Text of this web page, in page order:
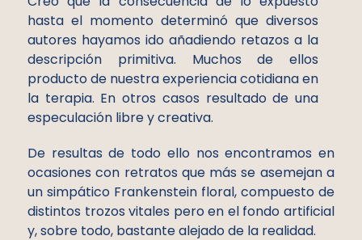
hasta el momento determinó que diversos
autores hayamos ido añadiendo retazos a la
descripción primitiva. Muchos de ellos
producto de nuestra experiencia cotidiana en
la terapia. En otros casos resultado de una
especulación libre y creativa.
De resultas de todo ello nos encontramos en
ocasiones con retratos que más se asemejan a
un simpático Frankenstein floral, compuesto de
distintos trozos vitales pero en el fondo artificial
y, sobre todo, bastante alejado de la realidad.